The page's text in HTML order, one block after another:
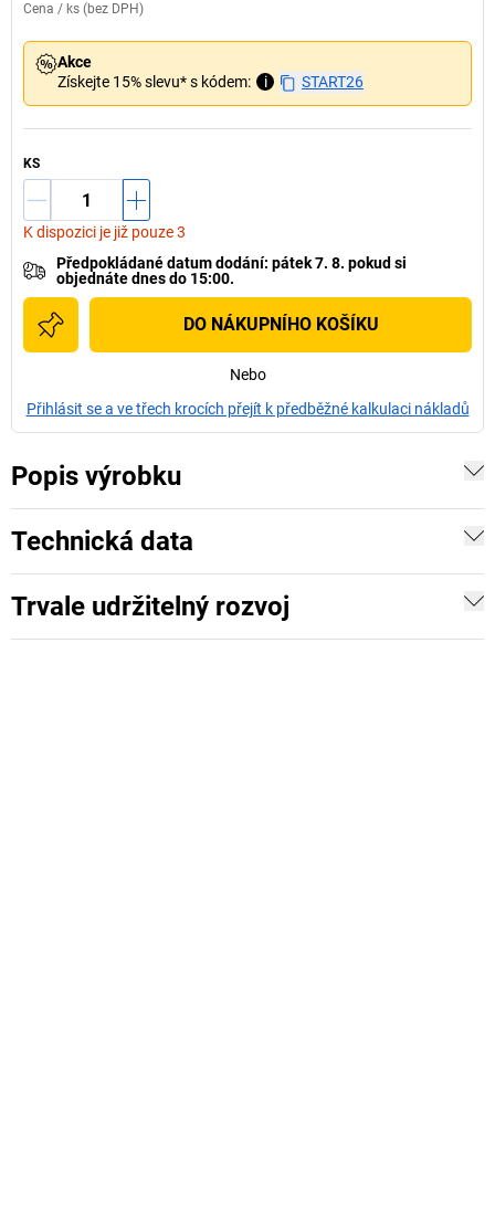
Cena / ks (bez DPH)
Akce
Získejte 15% slevu* s kódem:
i START26
KS
K dispozici je již pouze 3
Předpokládané datum dodání: pátek 7. 8. pokud si
objednáte dnes do 15:00.
DO NÁKUPNÍHO KOŠÍKU
Nebo
Přihlásit se a ve třech krocích přejít k předběžné kalkulaci nákladů
Popis výrobku
Technická data
Trvale udržitelný rozvoj